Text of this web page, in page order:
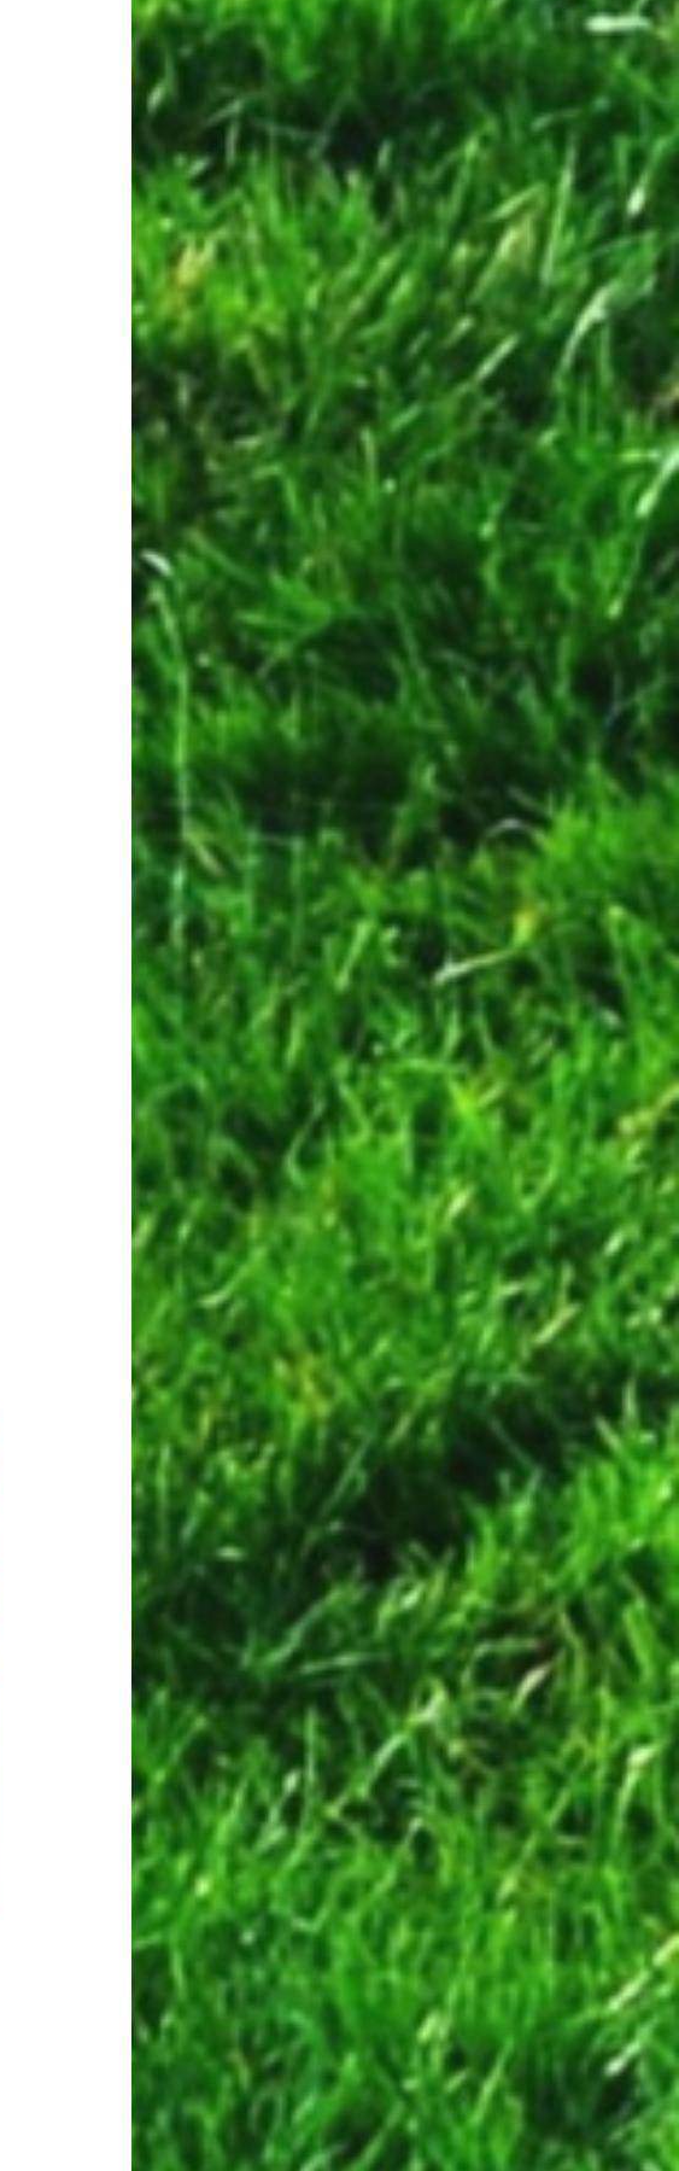
其實十分重要。 在各地露營的時候，一直想
找一件可以集斧頭 ， 柴刀 和 開山刀 三者功
能於一身的工具，既可以清理營地長長的雜
草，又可以劈開撿回來的大大小小的枯木和樹
枝，供柴火爐煮食和焚火台之用。要克服户外
長期使用的挑戰，首先需要耐用，足碪折磨，
而且因為主要靠背包背著走山路，重量要平
衡，不能太重，否則長途背不動，但亦不能太
輕，否則被揮動破柴時又沒有效果。瞻前顧
後，最後終於找到了一種集多功能於一身的古
老設計，就是向前反曲的廓爾喀彎刀，也就是
香港俗稱的「啹喀刀」。 service no.1,
futurama.co.za 啹喀刀 (Kukri) 也就是聞名的
尼泊爾國刀，每個啹喀兵都會隨身配帶一把，
有著輝煌的歷史戰績，每個尼泊爾農村家裡都
必備，是傳統的多用途工具，無論山上砍竹，
劈柴，挖洞，開闢山路等都是靠它，是尼泊爾
人自幼便慣用的工具。